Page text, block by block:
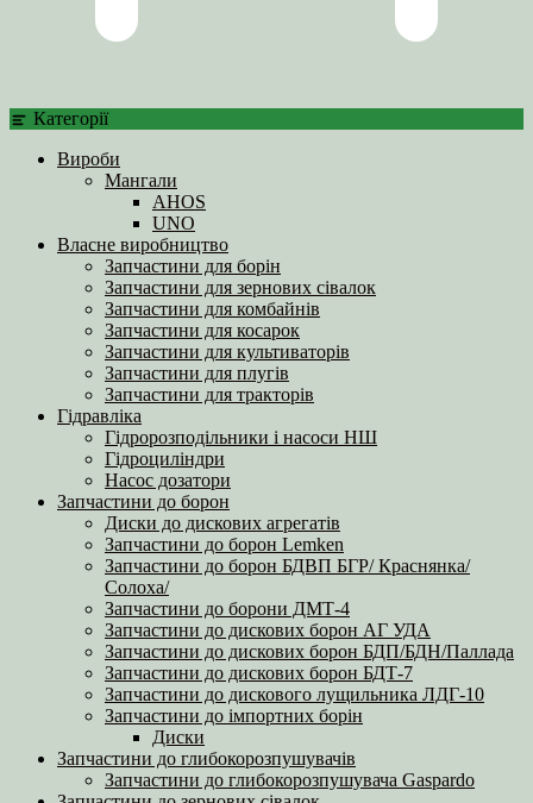
Категорії
Вироби
Мангали
AHOS
UNO
Власне виробництво
Запчастини для борін
Запчастини для зернових сівалок
Запчастини для комбайнів
Запчастини для косарок
Запчастини для культиваторів
Запчастини для плугів
Запчастини для тракторів
Гідравліка
Гідророзподільники і насоси НШ
Гідроциліндри
Насос дозатори
Запчастини до борон
Диски до дискових агрегатів
Запчастини до борон Lemken
Запчастини до борон БДВП БГР/ Краснянка/
Солоха/
Запчастини до борони ДМТ-4
Запчастини до дискових борон АГ УДА
Запчастини до дискових борон БДП/БДН/Паллада
Запчастини до дискових борон БДТ-7
Запчастини до дискового лущильника ЛДГ-10
Запчастини до імпортних борін
Диски
Запчастини до глибокорозпушувачів
Запчастини до глибокорозпушувача Gaspardo